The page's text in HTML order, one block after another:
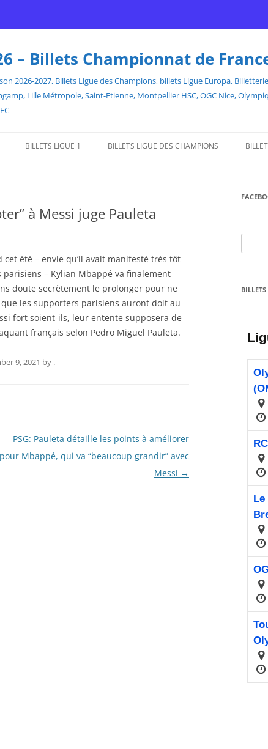
– Billets Championnat de
2026-2027, Billets Ligue des Champions, billets Ligue Europa,
Lille Métropole, Saint-Etienne, Montpellier HSC, OGC Nice,
BILLETS LIGUE 1 BILLETS LIGUE DES CHAMPIONS
à Messi juge Pauleta
été – envie qu’il avait manifesté très tôt
– Kylian Mbappé va finalement
doute secrètement le prolonger pour ne
les supporters parisiens auront doit au
fort soient-ils, leur entente supposera de
français selon Pedro Miguel Pauleta.
9, 2021 by .
PSG: Pauleta détaille les points à améliorer
pour Mbappé, qui va “beaucoup grandir” avec
Messi →
for: